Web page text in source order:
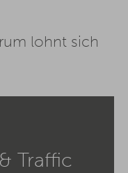
lohnt sich
Traffic